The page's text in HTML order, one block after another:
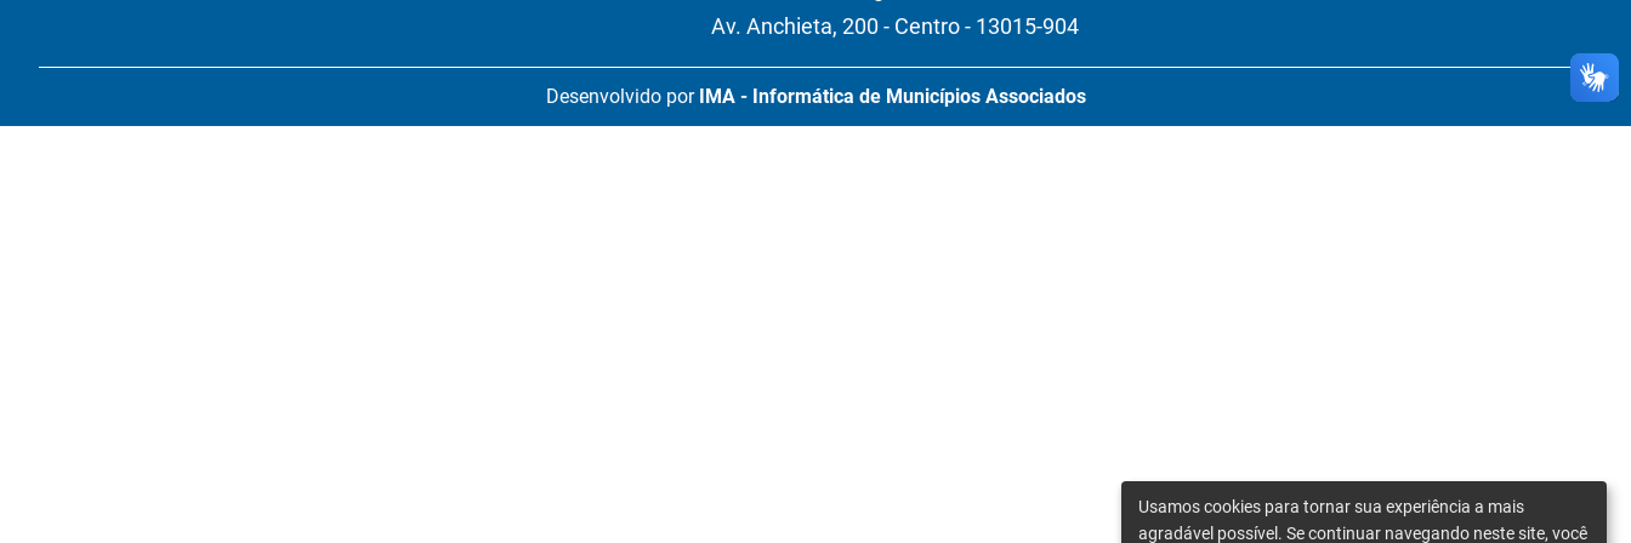
Av. Anchieta, 200 - Centro - 13015-904
Desenvolvido por IMA - Informática de Municípios Associados
Usamos cookies para tornar sua experiência a mais
agradável possível. Se continuar navegando neste site, você